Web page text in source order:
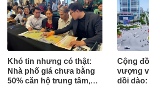
Khó tin nhưng có thật:
Nhà phố giá chưa bằng
50% căn hộ trung tâm,
Cộng
vượng
dồi